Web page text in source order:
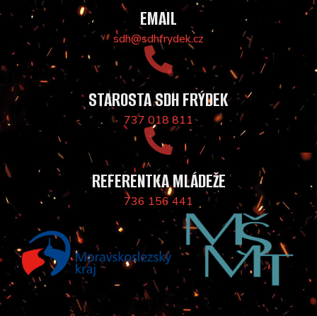
EMAIL
sdh@sdhfrydek.cz
STAROSTA SDH FRÝDEK
737 018 811
REFERENTKA MLÁDEŽE
736 156 441